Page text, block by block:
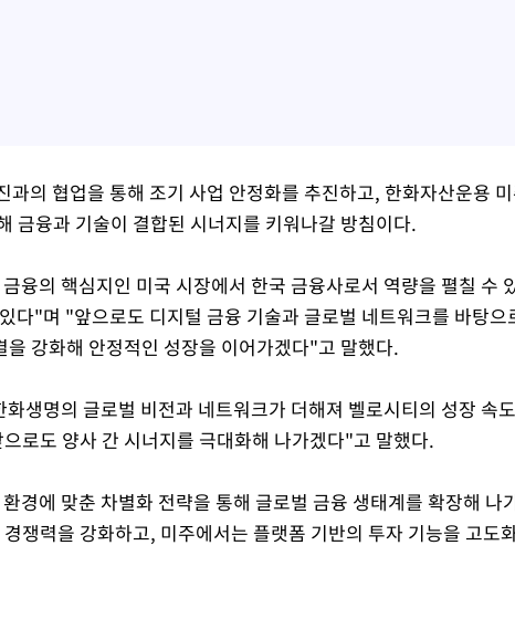
과의 협업을 통해 조기 사업 안정화를 추진하고, 한화자산운용
금융과 기술이 결합된 시너지를 키워나갈 방침이다.
융의 핵심지인 미국 시장에서 한국 금융사로서 역량을 펼칠 수
다"며 "앞으로도 디지털 금융 기술과 글로벌 네트워크를 바탕으
강화해 안정적인 성장을 이어가겠다"고 말했다.
생명의 글로벌 비전과 네트워크가 더해져 벨로시티의 성장 속
로도 양사 간 시너지를 극대화해 나가겠다"고 말했다.
경에 맞춘 차별화 전략을 통해 글로벌 금융 생태계를 확장해 나
쟁력을 강화하고, 미주에서는 플랫폼 기반의 투자 기능을 고도